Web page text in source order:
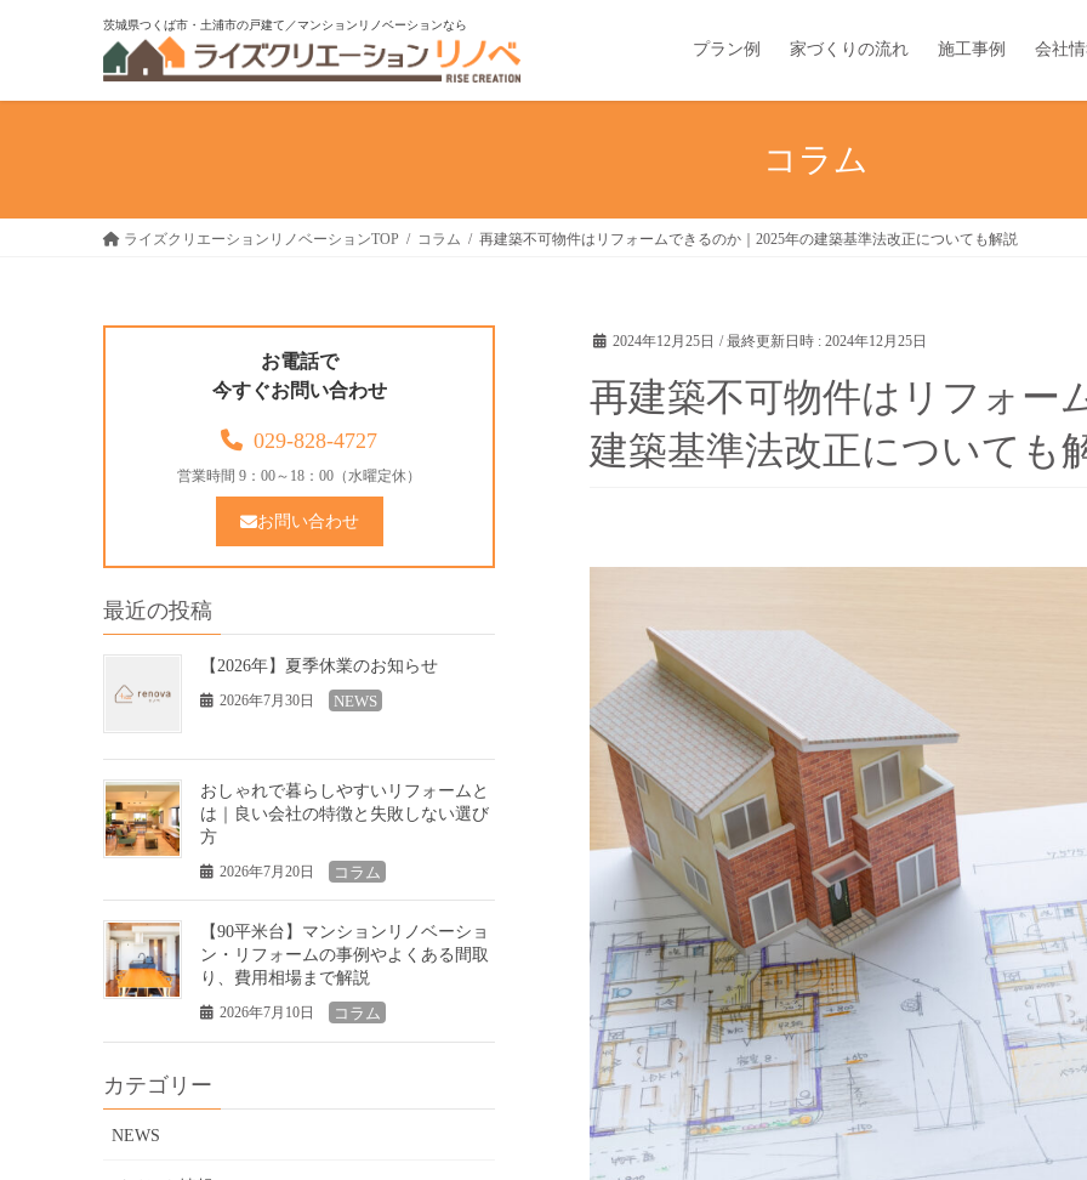
ン
キ
ー
に
茨城県つくば市・土浦市の戸建て／マンションリノベーションなら
プラン例 家づくりの流れ 施工事例 会社
コラム
ライズクリエーションリノベーションTOP コラム 再建築不可物件はリフォームできるのか｜2025年の建築基準法改正についても解説
2024年12月25日 / 最終更新日時 :2024年12月25日
再建築不可物件はリフォー
建築基準法改正についても
お電話で
今すぐお問い合わせ
029-828-4727
営業時間 9：00～18：00（水曜定休）
お問い合わせ
最近の投稿
【2026年】夏季休業のお知らせ
2026年7月30日 NEWS
おしゃれで暮らしやすいリフォームと
は｜良い会社の特徴と失敗しない選び
方
2026年7月20日 コラム
【90平米台】マンションリノベーショ
ン・リフォームの事例やよくある間取
り、費用相場まで解説
2026年7月10日 コラム
カテゴリー
NEWS